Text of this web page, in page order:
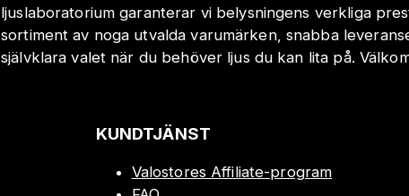
ljuslaboratorium garanterar vi belysningens verkliga
sortiment av noga utvalda varumärken, snabba
självklara valet när du behöver ljus du kan lita på.
KUNDTJÄNST
Valostores Affiliate-program